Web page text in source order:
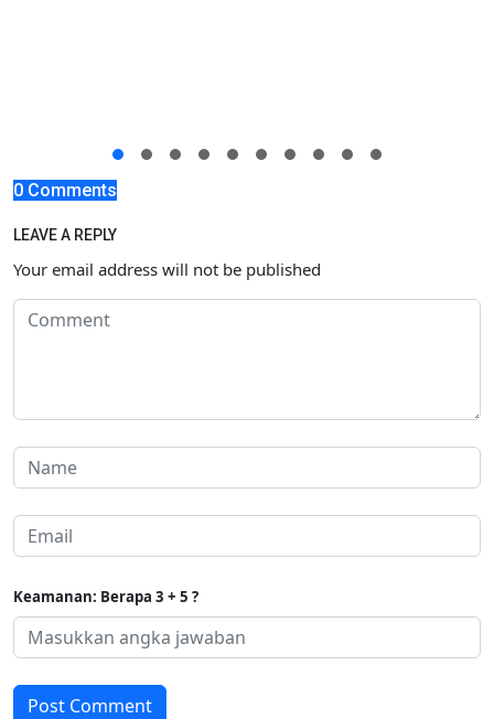
0 Comments
LEAVE A REPLY
Your email address will not be published
Keamanan: Berapa 3 + 5 ?
Post Comment